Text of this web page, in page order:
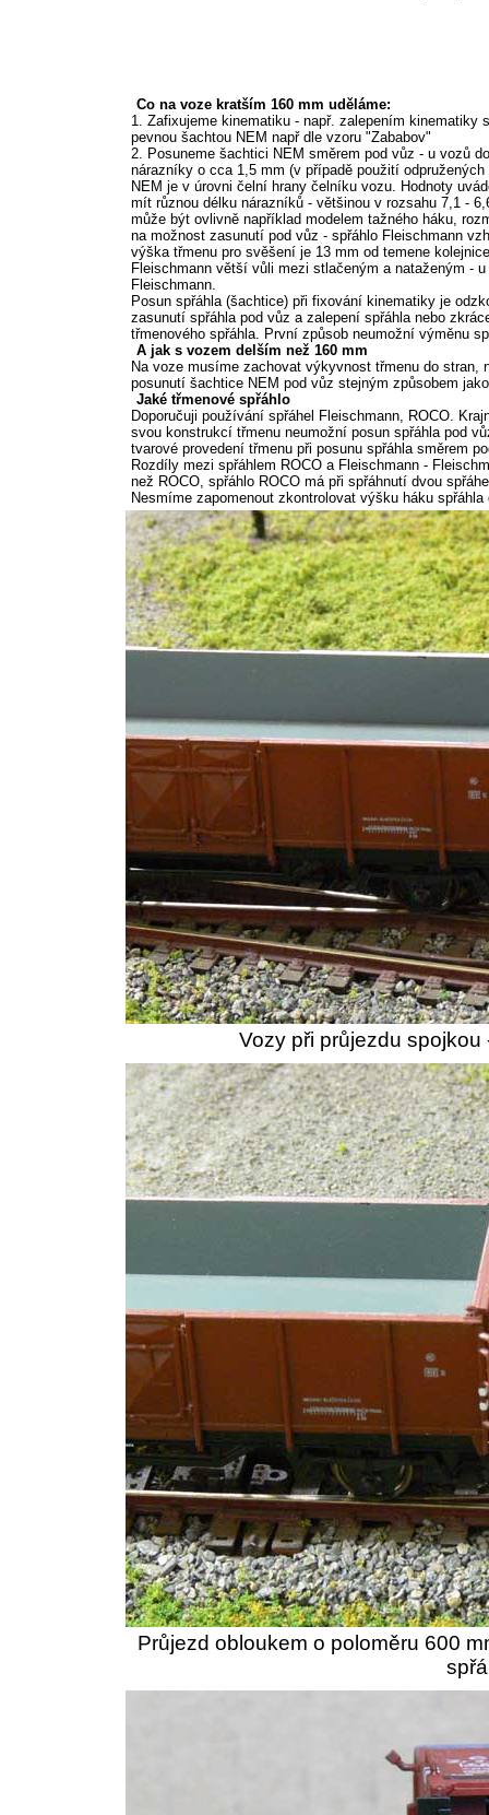
Co na voze kratším 160 mm uděláme:
1. Zafixujeme kinematiku - např. zalepením kinematiky
pevnou šachtou NEM např dle vzoru "Zababov"
2. Posuneme šachtici NEM směrem pod vůz - u vozů
nárazníky o cca 1,5 mm (v případě použití
NEM je v úrovni čelní hrany čelníku vozu. Hodnoty
mít různou délku nárazníků - většinou v rozsahu 7,1 -
může být ovlivně například modelem tažného háku,
na možnost zasunutí pod vůz - spřáhlo Fleischmann
výška třmenu pro svěšení je 13 mm od temene
Fleischmann větší vůli mezi stlačeným a nataženým -
Fleischmann.
Posun spřáhla (šachtice) při fixování kinematiky je
zasunutí spřáhla pod vůz a zalepení spřáhla nebo
třmenového spřáhla. První způsob neumožní výměnu
A jak s vozem delším než 160 mm
Na voze musíme zachovat výkyvnost třmenu do stran,
posunutí šachtice NEM pod vůz stejným způsobem
Jaké třmenové spřáhlo
Doporučuji používání spřáhel Fleischmann, ROCO.
svou konstrukcí třmenu neumožní posun spřáhla pod
tvarové provedení třmenu při posunu spřáhla směrem
Rozdíly mezi spřáhlem ROCO a Fleischmann -
než ROCO, spřáhlo ROCO má při spřáhnutí dvou
Nesmíme zapomenout zkontrolovat výšku háku
Vozy při průjezdu
Průjezd obloukem o poloměru 600